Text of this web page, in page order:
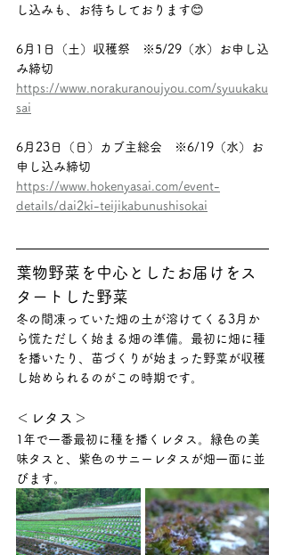
し込みも、お待ちしております😊
6月1日（土）収穫祭　※5/29（水）お申し込
み締切
https://www.norakuranoujyou.com/syuukaku
sai
6月23日（日）カブ主総会　※6/19（水）お
申し込み締切
https://www.hokenyasai.com/event-
details/dai2ki-teijikabunushisokai
葉物野菜を中心としたお届けをス
タートした野菜
冬の間凍っていた畑の土が溶けてくる3月か
ら慌ただしく始まる畑の準備。最初に畑に種
を播いたり、苗づくりが始まった野菜が収穫
し始められるのがこの時期です。
＜レタス＞
1年で一番最初に種を播くレタス。緑色の美
味タスと、紫色のサニーレタスが畑一面に並
びます。